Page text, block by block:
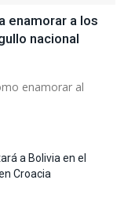
enamorar a los
nacional
enamorar al
a Bolivia en el
Croacia